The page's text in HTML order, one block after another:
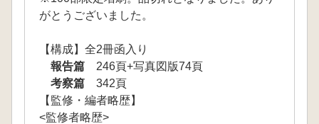
がとうございました。
【構成】全2冊函入り
報告篇 246頁+写真図版74頁
考察篇 342頁
【監修・編者略歴】
<監修者略歴>